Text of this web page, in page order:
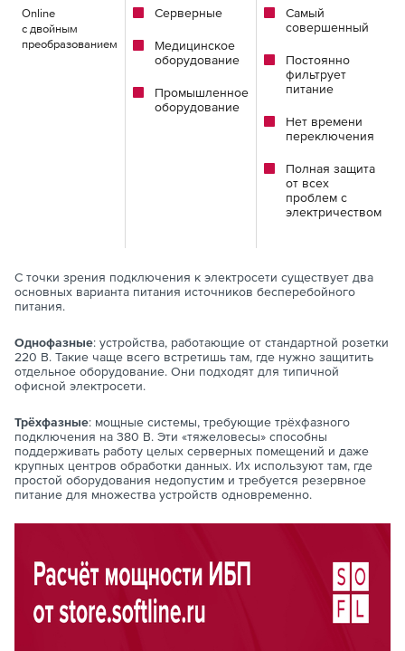
Online
с двойным
преобразованием
Серверные
Медицинское
оборудование
Промышленное
оборудование
Самый
совершенный
Постоянно
фильтрует
питание
Нет времени
переключения
Полная защита
от всех
проблем с
электричеством
С точки зрения подключения к электросети существует два
основных варианта питания источников бесперебойного
питания.
Однофазные: устройства, работающие от стандартной розетки
220 В. Такие чаще всего встретишь там, где нужно защитить
отдельное оборудование. Они подходят для типичной
офисной электросети.
Трёхфазные: мощные системы, требующие трёхфазного
подключения на 380 В. Эти «тяжеловесы» способны
поддерживать работу целых серверных помещений и даже
крупных центров обработки данных. Их используют там, где
простой оборудования недопустим и требуется резервное
питание для множества устройств одновременно.